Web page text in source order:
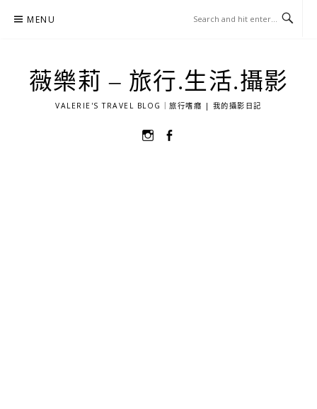
MENU
薇樂莉 – 旅行.生活.攝影
VALERIE'S TRAVEL BLOG｜旅行嗜癮 | 我的攝影日記
選